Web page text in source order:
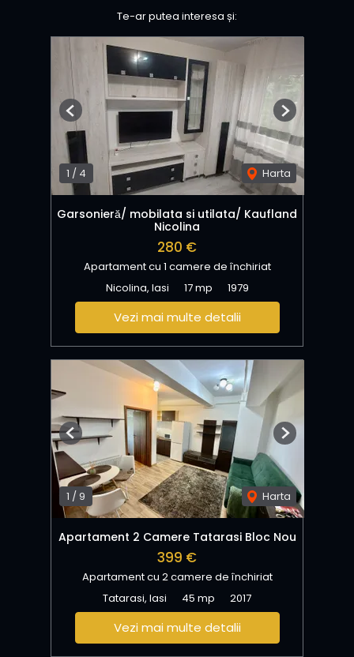
Te-ar putea interesa și:
1 / 4 Harta
Previous Next
Garsonieră/ mobilata si utilata/ Kaufland
Nicolina
280 €
Apartament cu 1 camere de închiriat
Nicolina, Iasi
17 mp 1979
Vezi mai multe detalii
1 / 9 Harta
Previous Next
Apartament 2 Camere Tatarasi Bloc Nou
399 €
Apartament cu 2 camere de închiriat
Tatarasi, Iasi
45 mp 2017
Vezi mai multe detalii